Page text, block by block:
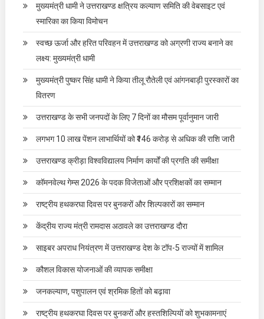
मुख्यमंत्री धामी ने उत्तराखण्ड क्षत्रिय कल्याण समिति की वेबसाइट एवं
स्मारिका का किया विमोचन
स्वच्छ ऊर्जा और हरित परिवहन में उत्तराखण्ड को अग्रणी राज्य बनाने का
लक्ष्य: मुख्यमंत्री धामी
मुख्यमंत्री पुष्कर सिंह धामी ने किया तीलू रौतेली एवं आंगनबाड़ी पुरस्कारों का
वितरण
उत्तराखण्ड के सभी जनपदों के लिए 7 दिनों का मौसम पूर्वानुमान जारी
लगभग 10 लाख पेंशन लाभार्थियों को ₹146 करोड़ से अधिक की राशि जारी
उत्तराखण्ड क्रीड़ा विश्वविद्यालय निर्माण कार्यों की प्रगति की समीक्षा
कॉमनवेल्थ गेम्स 2026 के पदक विजेताओं और प्रशिक्षकों का सम्मान
राष्ट्रीय हथकरघा दिवस पर बुनकरों और शिल्पकारों का सम्मान
केंद्रीय राज्य मंत्री रामदास अठावले का उत्तराखण्ड दौरा
साइबर अपराध नियंत्रण में उत्तराखण्ड देश के टॉप-5 राज्यों में शामिल
कौशल विकास योजनाओं की व्यापक समीक्षा
जनकल्याण, पशुपालन एवं श्रमिक हितों को बढ़ावा
राष्ट्रीय हथकरघा दिवस पर बुनकरों और हस्तशिल्पियों को शुभकामनाएं